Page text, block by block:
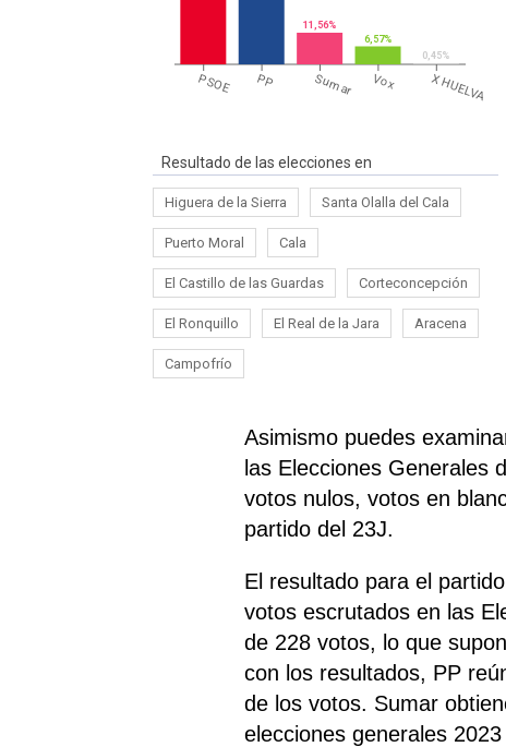
PSOE PP Sumar Vox X HUELVA
11,56%
6,57%
0,45%
Resultado de las elecciones en
Higuera de la Sierra Santa Olalla del Cala
Puerto Moral Cala
El Castillo de las Guardas Corteconcepción
El Ronquillo El Real de la Jara Aracena
Campofrío
Asimismo puedes
las Elecciones Generales
votos nulos, votos en
partido del 23J.
El resultado para el
votos escrutados en las
de 228 votos, lo que
con los resultados, PP
de los votos. Sumar
elecciones generales